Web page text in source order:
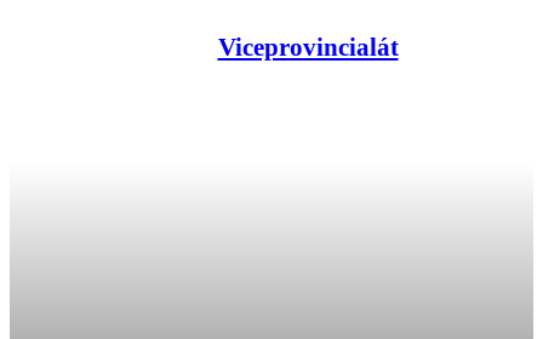
Viceprovincialát